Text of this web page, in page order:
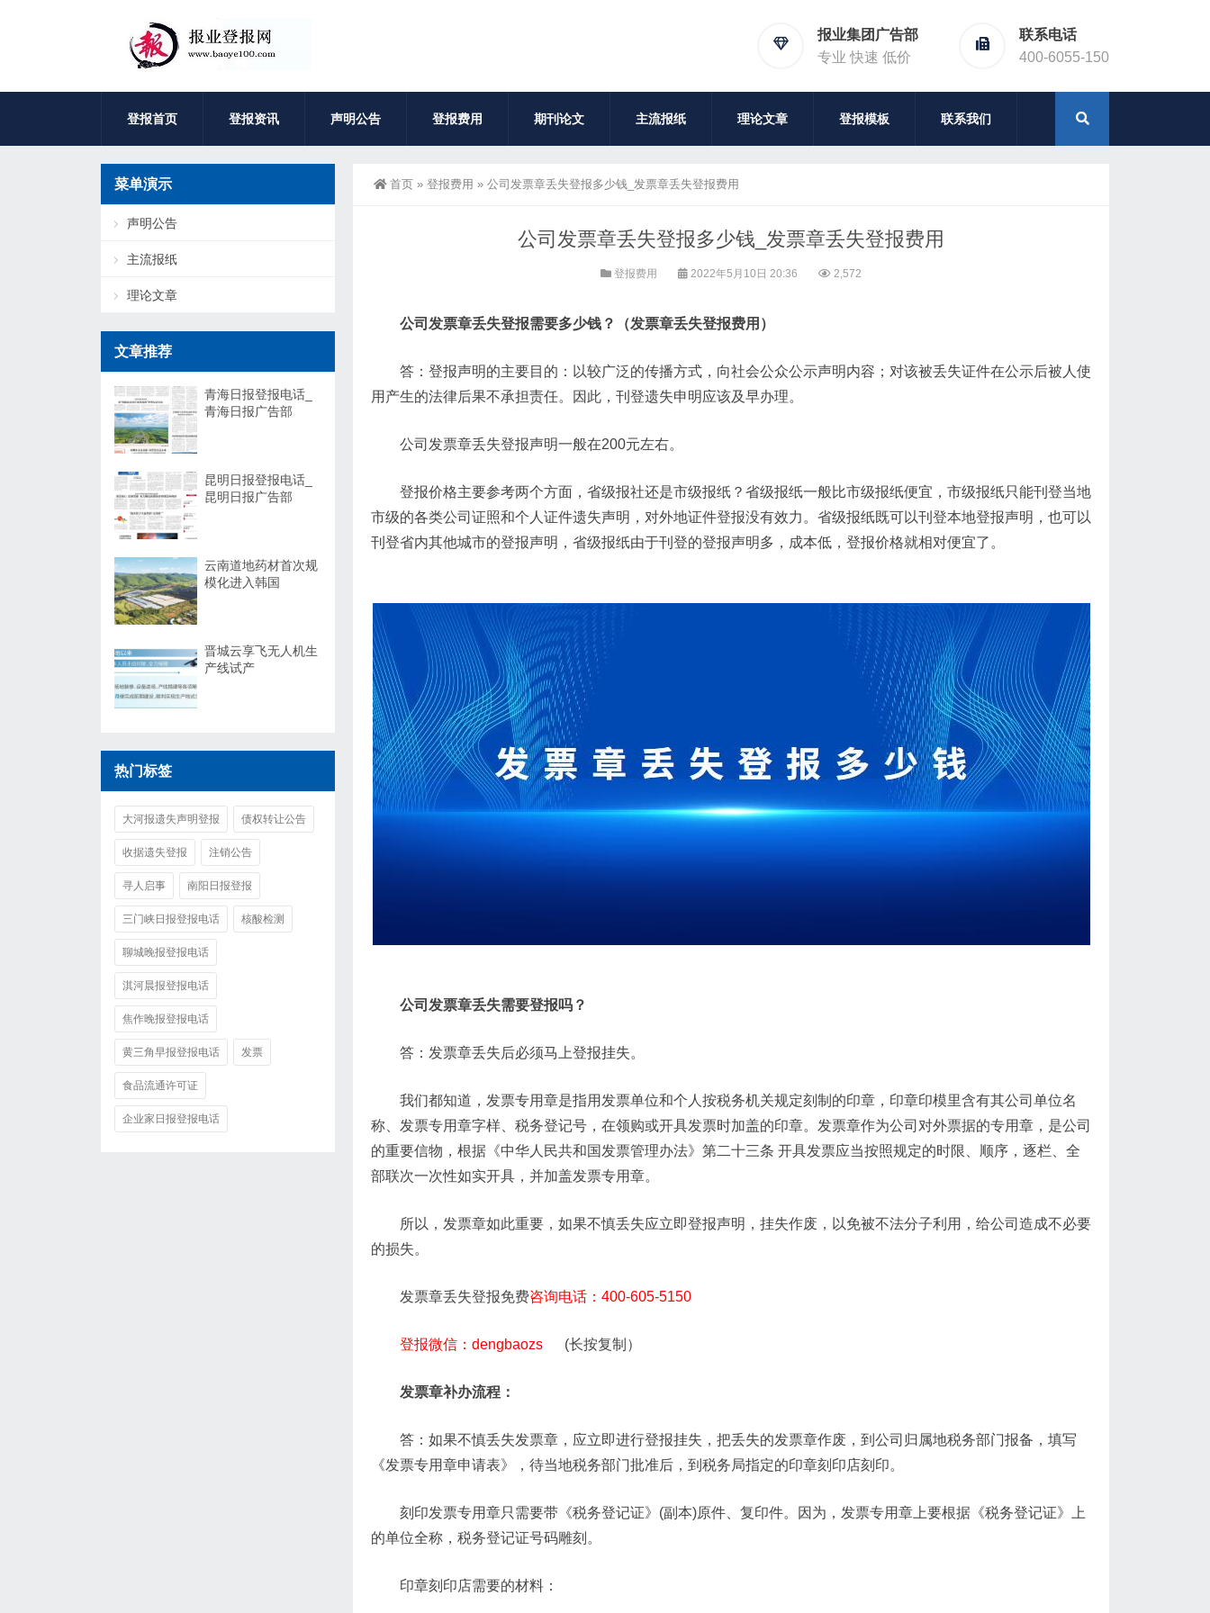
报业集团广告部
专业 快速 低价
联系电话
400-6055-150
登报首页 登报资讯 声明公告 登报费用 期刊论文 主流报纸 理论文章 登报模板 联系我们
首页 » 登报费用 » 公司发票章丢失登报多少钱_发票章丢失登报费用
公司发票章丢失登报多少钱_发票章丢失登报费用
登报费用 2022年5月10日 20:36 2,572
公司发票章丢失登报需要多少钱？（发票章丢失登报费用）
答：登报声明的主要目的：以较广泛的传播方式，向社会公众公示声明内容；对该被丢失证件在公示后被人使
用产生的法律后果不承担责任。因此，刊登遗失申明应该及早办理。
公司发票章丢失登报声明一般在200元左右。
登报价格主要参考两个方面，省级报社还是市级报纸？省级报纸一般比市级报纸便宜，市级报纸只能刊登当地
市级的各类公司证照和个人证件遗失声明，对外地证件登报没有效力。省级报纸既可以刊登本地登报声明，也可以
刊登省内其他城市的登报声明，省级报纸由于刊登的登报声明多，成本低，登报价格就相对便宜了。
公司发票章丢失需要登报吗？
答：发票章丢失后必须马上登报挂失。
我们都知道，发票专用章是指用发票单位和个人按税务机关规定刻制的印章，印章印模里含有其公司单位名
称、发票专用章字样、税务登记号，在领购或开具发票时加盖的印章。发票章作为公司对外票据的专用章，是公司
的重要信物，根据《中华人民共和国发票管理办法》第二十三条 开具发票应当按照规定的时限、顺序，逐栏、全
部联次一次性如实开具，并加盖发票专用章。
所以，发票章如此重要，如果不慎丢失应立即登报声明，挂失作废，以免被不法分子利用，给公司造成不必要
的损失。
发票章丢失登报免费咨询电话：400-605-5150
登报微信：dengbaozs (长按复制）
发票章补办流程：
答：如果不慎丢失发票章，应立即进行登报挂失，把丢失的发票章作废，到公司归属地税务部门报备，填写
《发票专用章申请表》，待当地税务部门批准后，到税务局指定的印章刻印店刻印。
刻印发票专用章只需要带《税务登记证》(副本)原件、复印件。因为，发票专用章上要根据《税务登记证》上
的单位全称，税务登记证号码雕刻。
印章刻印店需要的材料：
菜单演示
声明公告
主流报纸
理论文章
文章推荐
青海日报登报电话_
青海日报广告部
昆明日报登报电话_
昆明日报广告部
云南道地药材首次规
模化进入韩国
晋城云享飞无人机生
产线试产
热门标签
大河报遗失声明登报 债权转让公告
收据遗失登报 注销公告
寻人启事 南阳日报登报
三门峡日报登报电话 核酸检测
聊城晚报登报电话
淇河晨报登报电话
焦作晚报登报电话
黄三角早报登报电话 发票
食品流通许可证
企业家日报登报电话